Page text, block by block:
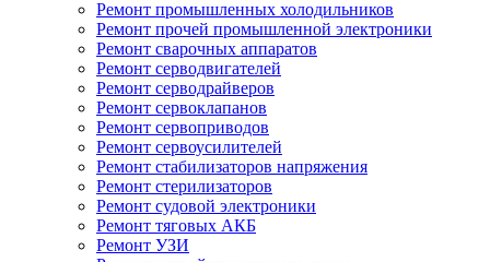
Ремонт промышленных холодильников
Ремонт прочей промышленной электроники
Ремонт сварочных аппаратов
Ремонт серводвигателей
Ремонт серводрайверов
Ремонт сервоклапанов
Ремонт сервоприводов
Ремонт сервоусилителей
Ремонт стабилизаторов напряжения
Ремонт стерилизаторов
Ремонт судовой электроники
Ремонт тяговых АКБ
Ремонт УЗИ